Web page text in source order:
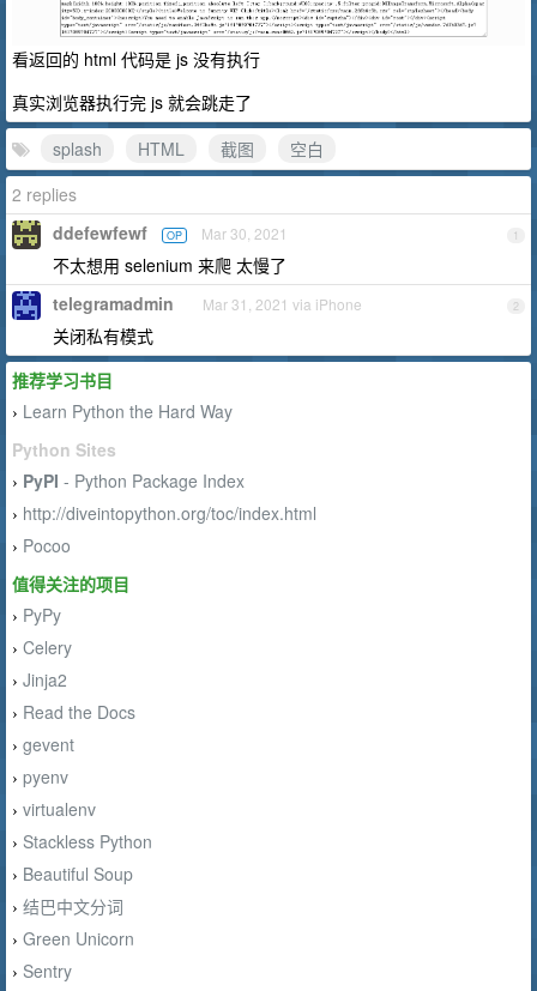
看返回的 html 代码是 js 没有执行
真实浏览器执行完 js 就会跳走了
splash
HTML 截图
空白
2 replies
1
ddefewfewf OP Mar 30, 2021
不太想用 selenium 来爬 太慢了
2
telegramadmin Mar 31, 2021 via iPhone
关闭私有模式
推荐学习书目
› Learn Python the Hard Way
Python Sites
› PyPI - Python Package Index
› http://diveintopython.org/toc/index.html
› Pocoo
值得关注的项目
› PyPy
› Celery
› Jinja2
› Read the Docs
› gevent
› pyenv
› virtualenv
› Stackless Python
› Beautiful Soup
› 结巴中文分词
› Green Unicorn
› Sentry